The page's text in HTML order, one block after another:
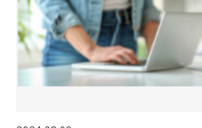
メールでのお
今すぐお問